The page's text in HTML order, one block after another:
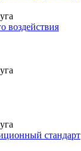
воздействия
стандарт